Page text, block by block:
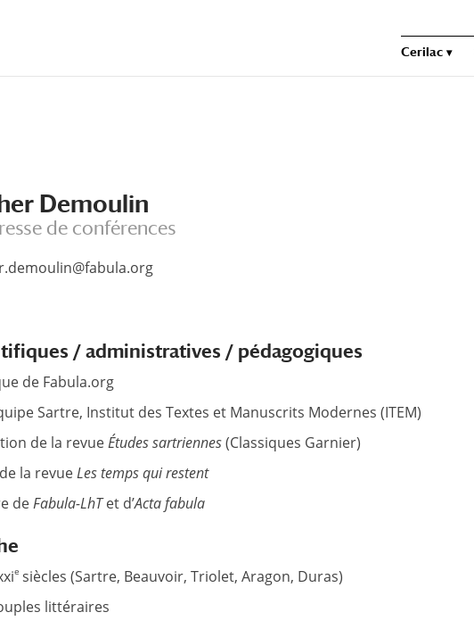
Cerilac
Demoulin
de conférences
/ administratives / pédagogiques
de Fabula.org
Sartre, Institut des Textes et Manuscrits Modernes (ITEM)
de la revueÉtudes sartriennes(Classiques Garnier)
la revueLes temps qui restent
deFabula-LhTet d’Acta fabula
e siècles (Sartre, Beauvoir, Triolet, Aragon, Duras)
littéraires